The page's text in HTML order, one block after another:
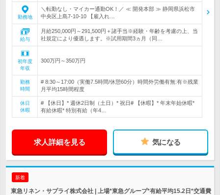
勤務地
＼転勤なし・マイカー通勤OK！／ ≪ 開発本部 ≫ 静岡県浜松市
中央区上島7-10-10 【雇入れ…
給与
月給250,000円～291,500円＋諸手当※経験・年齢を考慮の上、当
社規定により優遇します。※試用期間3ヵ月（同…
初年度
年収
300万円～350万円
勤務
時間
# 8:30～17:00（実働7.5時間/休憩60分）時間外労働有無:有※残業
月平均15時間程度
休日
休暇
# 【休日】* 週休2日制（土日）* 祝日# 【休暇】* 年末年始休暇*
有給休暇* 特別有給（年4…
求人詳細を見る 気になる
新着
東急リネン・サプライ株式会社 | 上場*東急グループ*有給平均15.2日*交通費